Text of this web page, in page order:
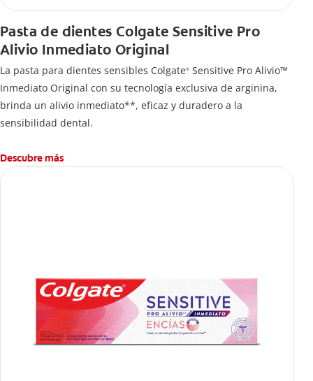
Pasta de dientes Colgate Sensitive Pro
Alivio Inmediato Original
La pasta para dientes sensibles Colgate® Sensitive Pro Alivio™
Inmediato Original con su tecnología exclusiva de arginina,
brinda un alivio inmediato**, eficaz y duradero a la
sensibilidad dental.
Descubre más